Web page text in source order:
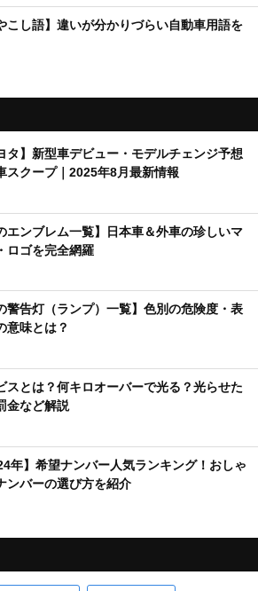
こし語】違いが分かりづらい自動車用語を
タ】新型車デビュー・モデルチェンジ予想
スクープ｜2025年8月最新情報
エンブレム一覧】日本車＆外車の珍しいマ
ロゴを完全網羅
警告灯（ランプ）一覧】色別の危険度・表
意味とは？
スとは？何キロオーバーで光る？光らせた
金など解説
年】希望ナンバー人気ランキング！おしゃ
ンバーの選び方を紹介